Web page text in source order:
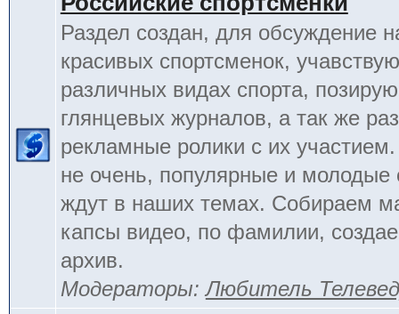
Раздел создан, для обсуждение
красивых спортсменок,
различных видах спорта,
глянцевых журналов, а так же
рекламные ролики с их
не очень, популярные и молодые
ждут в наших темах. Собираем
капсы видео, по фамилии,
архив.
Модераторы:Любитель